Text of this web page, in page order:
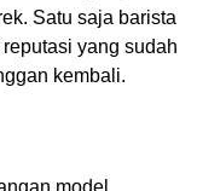
Satu saja barista
yang sudah
kembali.
model